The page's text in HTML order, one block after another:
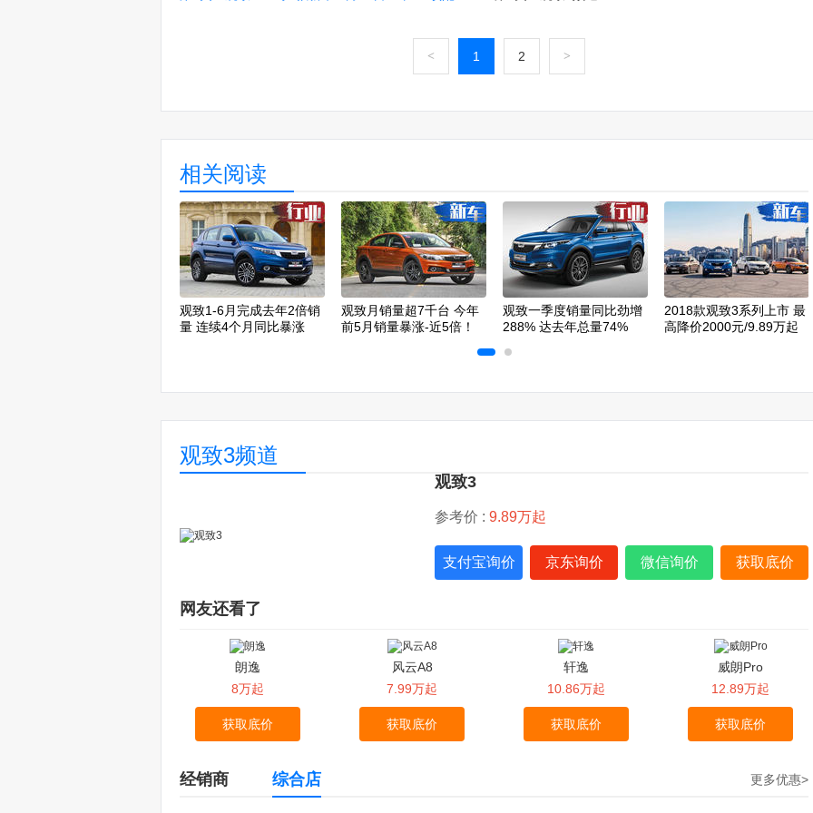
< 1 2 >
相关阅读
观致1-6月完成去年2倍销
量 连续4个月同比暴涨
观致月销量超7千台 今年
前5月销量暴涨-近5倍！
观致一季度销量同比劲增
288% 达去年总量74%
2018款观致3系列上市 最
高降价2000元/9.89万起
观致3频道
观致3
参考价 : 9.89万起
支付宝询价 京东询价 微信询价 获取底价
网友还看了
朗逸
8万起
获取底价
风云A8
7.99万起
获取底价
轩逸
10.86万起
获取底价
威朗Pro
12.89万起
获取底价
经销商 综合店 更多优惠>